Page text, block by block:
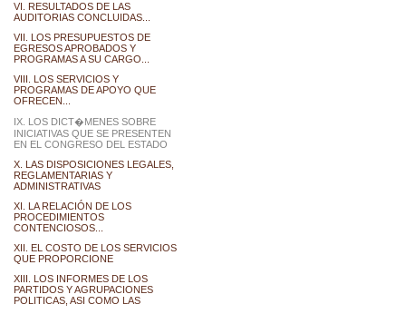
VI. RESULTADOS DE LAS
AUDITORIAS CONCLUIDAS...
VII. LOS PRESUPUESTOS DE
EGRESOS APROBADOS Y
PROGRAMAS A SU CARGO...
VIII. LOS SERVICIOS Y
PROGRAMAS DE APOYO QUE
OFRECEN...
IX. LOS DICT�MENES SOBRE
INICIATIVAS QUE SE PRESENTEN
EN EL CONGRESO DEL ESTADO
X. LAS DISPOSICIONES LEGALES,
REGLAMENTARIAS Y
ADMINISTRATIVAS
XI. LA RELACIÓN DE LOS
PROCEDIMIENTOS
CONTENCIOSOS...
XII. EL COSTO DE LOS SERVICIOS
QUE PROPORCIONE
XIII. LOS INFORMES DE LOS
PARTIDOS Y AGRUPACIONES
POLITICAS, ASI COMO LAS